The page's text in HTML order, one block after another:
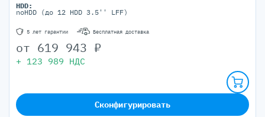
HDD:
noHDD (до 12 HDD 3.5'' LFF)
5 лет гарантии Бесплатная доставка
от 619 943 ₽
+ 123 989 НДС
Сконфигурировать